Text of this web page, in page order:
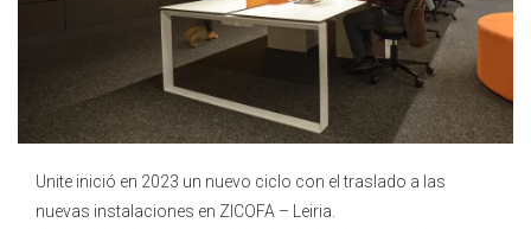
Unite inició en 2023 un nuevo ciclo con el traslado a las
nuevas instalaciones en ZICOFA – Leiria.